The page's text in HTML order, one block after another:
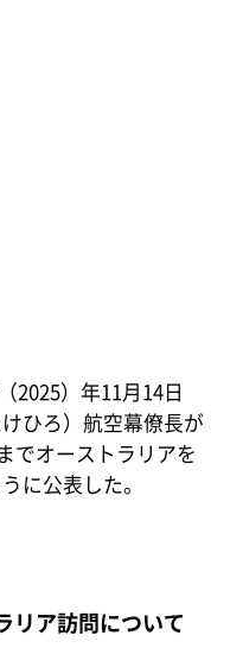
2025）年11月14日
ひろ）航空幕僚長が
でオーストラリアを
に公表した。
リア訪問について